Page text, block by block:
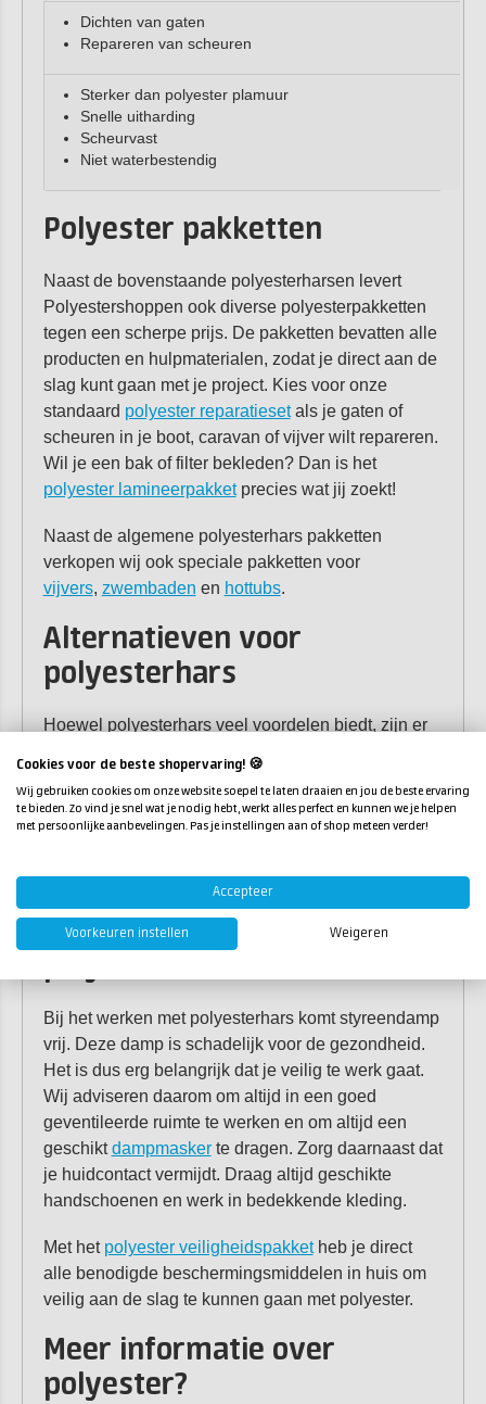
Dichten van gaten
Repareren van scheuren
Sterker dan polyester plamuur
Snelle uitharding
Scheurvast
Niet waterbestendig
Polyester pakketten
Naast de bovenstaande polyesterharsen levert
Polyestershoppen ook diverse polyesterpakketten
tegen een scherpe prijs. De pakketten bevatten alle
producten en hulpmaterialen, zodat je direct aan de
slag kunt gaan met je project. Kies voor onze
standaard polyester reparatiesetals je gaten of
scheuren in je boot, caravan of vijver wilt repareren.
Wil je een bak of filter bekleden? Dan is het
polyester lamineerpakketprecies wat jij zoekt!
Naast de algemene polyesterhars pakketten
verkopen wij ook speciale pakketten voor
vijvers, zwembaden en hottubs.
Alternatieven voor
polyesterhars
Hoewel polyesterhars veel voordelen biedt, zijn er
polyurethaan beter presteren. Epoxy is bijvoorbeeld
sterker en beter bestand tegen vocht. Polyurethaan
is flexibeler en wordt veel gebruikt in gietvloeren of
over de juiste harssoort voor jouw toepassing.
Veilig werken met
Bij het werken met polyesterhars komt styreendamp
vrij. Deze damp is schadelijk voor de gezondheid.
Het is dus erg belangrijk dat je veilig te werk gaat.
Wij adviseren daarom om altijd in een goed
geventileerde ruimte te werken en om altijd een
geschiktdampmaskerte dragen. Zorg daarnaast dat
je huidcontact vermijdt. Draag altijd geschikte
handschoenen en werk in bedekkende kleding.
Met het polyester veiligheidspakketheb je direct
alle benodigde beschermingsmiddelen in huis om
veilig aan de slag te kunnen gaan met polyester.
Meer informatie over
polyester?
Cookies voor de beste shopervaring! 🍪
Wij gebruiken cookies om onze website soepel te laten draaien en jou de beste ervaring
te bieden. Zo vind je snel wat je nodig hebt, werkt alles perfect en kunnen we je helpen
met persoonlijke aanbevelingen. Pas je instellingen aan of shop meteen verder!
Accepteer
Voorkeuren instellen Weigeren